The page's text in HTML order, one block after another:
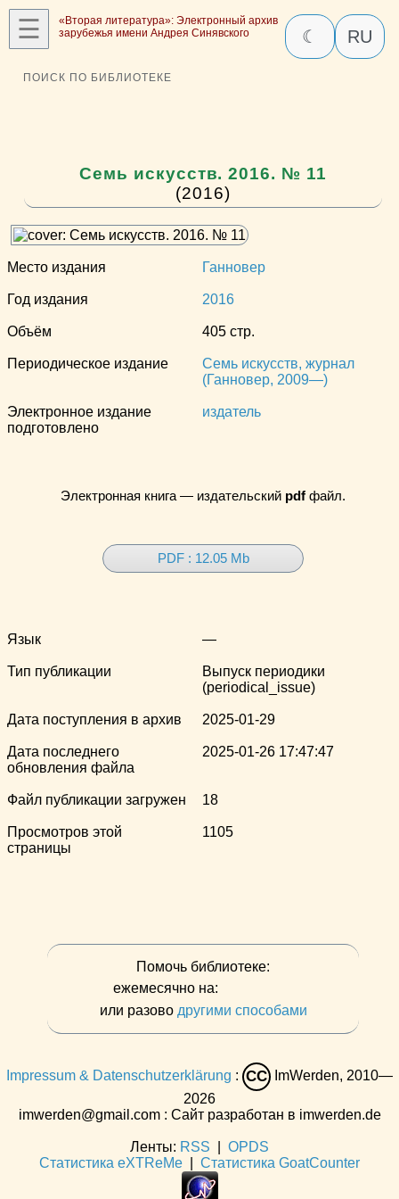
☰
«Вторая литература»: Электронный архив
зарубежья имени Андрея Синявского
☾ RU
ПОИСК ПО БИБЛИОТЕКЕ
Семь искусств. 2016. № 11
(2016)
Место издания Ганновер
Год издания 2016
Объём 405 стр.
Периодическое издание
Семь искусств, журнал
(Ганновер, 2009—)
Электронное издание
подготовлено
издатель
Электронная книга — издательский pdf файл.
PDF : 12.05 Mb
Язык —
Тип публикации
Выпуск периодики
(periodical_issue)
Дата поступления в архив 2025-01-29
Дата последнего
обновления файла
2025-01-26 17:47:47
Файл публикации загружен 18
Просмотров этой
страницы
1105
Помочь библиотеке:
ежемесячно на:
или разово другими способами
Impressum & Datenschutzerklärung : CC
ImWerden, 2010—
2026
imwerden@gmail.com : Сайт разработан в imwerden.de
Ленты: RSS
OPDS
Статистика eXTReMe
Статистика GoatCounter